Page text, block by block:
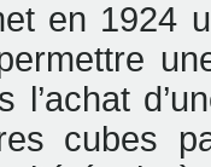
en 1924
cubes